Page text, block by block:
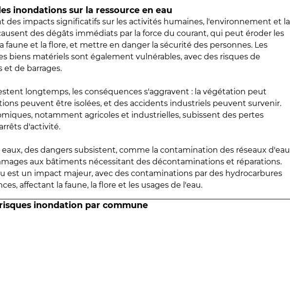
inondations sur la ressource en eau
des impacts significatifs sur les activités humaines, l'environnement et la
des dégâts immédiats par la force du courant, qui peut éroder les
faune et la flore, et mettre en danger la sécurité des personnes. Les
biens matériels sont également vulnérables, avec des risques de
de barrages.
longtemps, les conséquences s'aggravent : la végétation peut
peuvent être isolées, et des accidents industriels peuvent survenir.
notamment agricoles et industrielles, subissent des pertes
d'activité.
des dangers subsistent, comme la contamination des réseaux d'eau
aux bâtiments nécessitant des décontaminations et réparations.
est un impact majeur, avec des contaminations par des hydrocarbures
affectant la faune, la flore et les usages de l'eau.
inondation par commune